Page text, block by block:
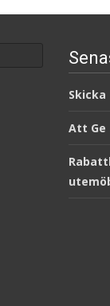
Att Ge